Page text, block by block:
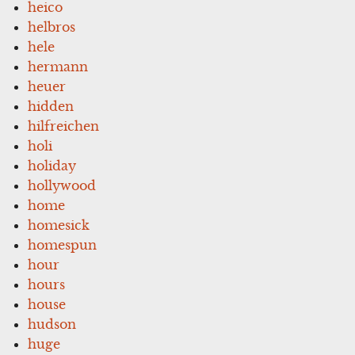
heico
helbros
hele
hermann
heuer
hidden
hilfreichen
holi
holiday
hollywood
home
homesick
homespun
hour
hours
house
hudson
huge